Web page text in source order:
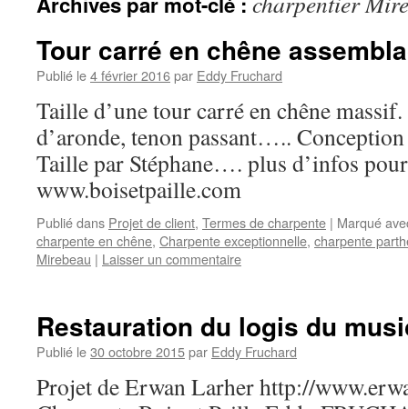
Tour carré en chêne
Publié le4 février 2016par Eddy Fruchard
Taille d’une tour carré en chêne
d’aronde, tenon passant…..
Taille par Stéphane…. plus d’infos
www.boisetpaille.com
Publié dans Projet de client, Termes de charpente | Marqué
charpente en chêne, Charpente exceptionnelle, charpente
Mirebeau | Laisser un commentaire
Restauration du logis du
Publié le30 octobre 2015par Eddy Fruchard
Projet de Erwan Larher http://